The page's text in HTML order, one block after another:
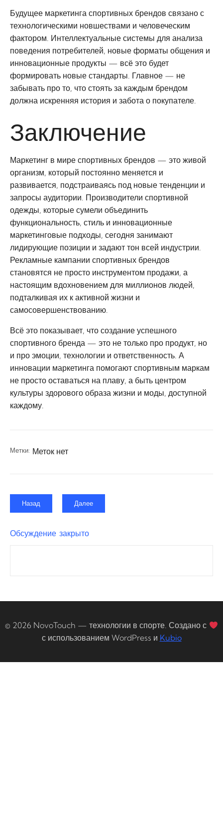
Будущее маркетинга спортивных брендов связано с
технологическими новшествами и человеческим
фактором. Интеллектуальные системы для анализа
поведения потребителей, новые форматы общения и
инновационные продукты — всё это будет
формировать новые стандарты. Главное — не
забывать про то, что стоять за каждым брендом
должна искренняя история и забота о покупателе.
Заключение
Маркетинг в мире спортивных брендов — это живой
организм, который постоянно меняется и
развивается, подстраиваясь под новые тенденции и
запросы аудитории. Производители спортивной
одежды, которые сумели объединить
функциональность, стиль и инновационные
маркетинговые подходы, сегодня занимают
лидирующие позиции и задают тон всей индустрии.
Рекламные кампании спортивных брендов
становятся не просто инструментом продажи, а
настоящим вдохновением для миллионов людей,
подталкивая их к активной жизни и
самосовершенствованию.
Всё это показывает, что создание успешного
спортивного бренда — это не только про продукт, но
и про эмоции, технологии и ответственность. А
инновации маркетинга помогают спортивным маркам
не просто оставаться на плаву, а быть центром
культуры здорового образа жизни и моды, доступной
каждому.
Метки: Меток нет
Назад Далее
Обсуждение закрыто
© 2026 NovoTouch — технологии в спорте. Создано с
с использованием WordPress и Kubio